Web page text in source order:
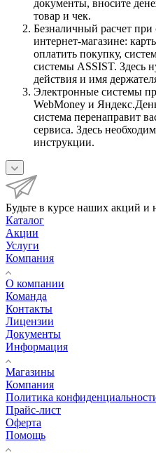
документы, вносите
товар и чек.
Безналичный расчет
интернет-магазине:
оплатить покупку,
системы ASSIST. Здесь
действия и имя
Электронные системы
WebMoney и
система перенаправит
сервиса. Здесь
инструкции.
Будьте в курсе наших акций и
Каталог
Акции
Услуги
Компания
О компании
Команда
Контакты
Лицензии
Документы
Информация
Магазины
Компания
Политика
Прайс-лист
Оферта
Помощь